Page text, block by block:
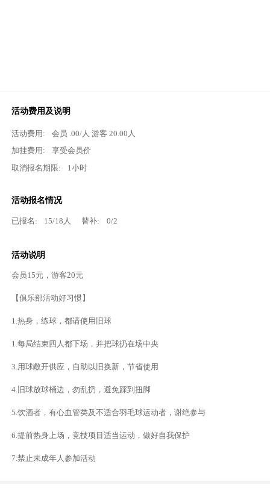
活动费用及说明
活动费用: 会员 .00/人 游客 20.00 人
加挂费用:
享受会员价
取消报名期限:
1小时
活动报名情况
已报名: 15/18 人 替补: 0/2
活动说明
会员15元，游客20元
【俱乐部活动好习惯】
1.热身，练球，都请使用旧球
1.每局结束四人都下场，并把球扔在场中央
3.用球敞开供应，自助以旧换新，节省使用
4.旧球放球桶边，勿乱扔，避免踩到扭脚
5.饮酒者，有心血管类及不适合羽毛球运动者，谢绝参与
6.提前热身上场，竞技项目适当运动，做好自我保护
7.禁止未成年人参加活动